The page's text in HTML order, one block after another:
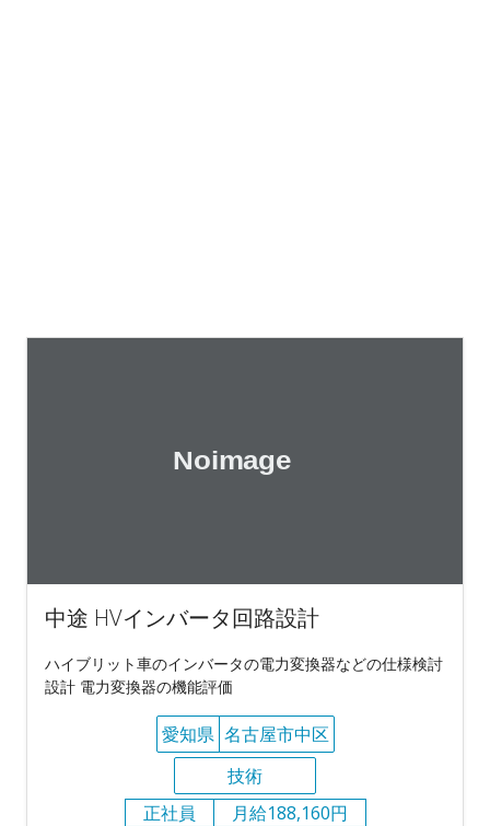
中途 HVインバータ回路設計
ハイブリット車のインバータの電力変換器などの仕様検討
設計 電力変換器の機能評価
愛知県 名古屋市中区
技術
正社員
月給188,160円